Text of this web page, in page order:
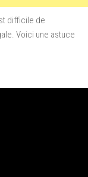
difficile de
Voici une astuce